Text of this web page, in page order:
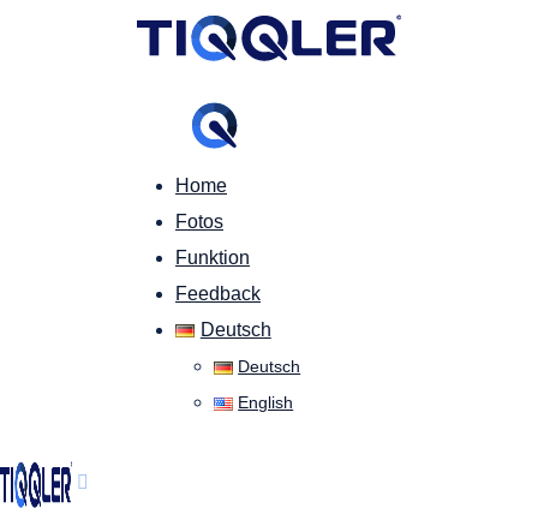
Home
Fotos
Funktion
Feedback
Deutsch
Deutsch
English